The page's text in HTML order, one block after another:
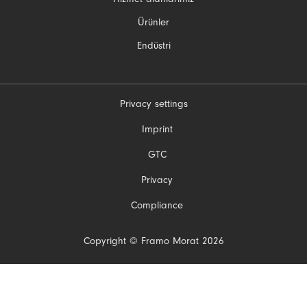
Ürünler
Endüstri
Copyright © Framo Morat 2026
Privacy settings
Gezinmeyi
Imprint
GTC
Privacy
Compliance